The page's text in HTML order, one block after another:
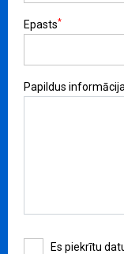
Epasts*
Papildus informācija
Es piekrītu